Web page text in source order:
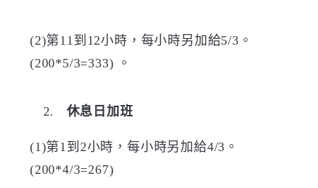
(2)第11 到 12小時，每小時另加給5/3 。
(200*5/3=333) 。
休息日加班
(1)第1 到 2小時，每小時另加給4/3 。
(200*4/3=267)